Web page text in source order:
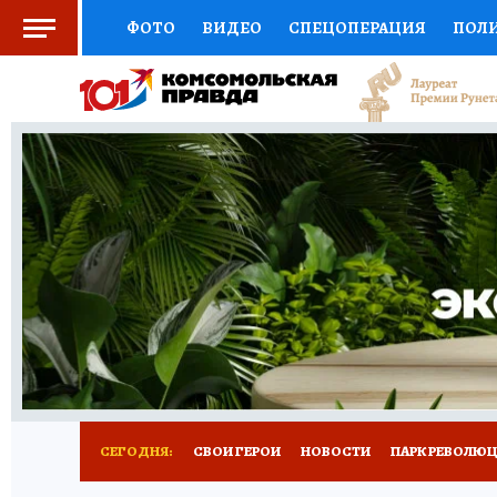
ФОТО ВИДЕО СПЕЦОПЕРАЦИЯ
СОЦПОДДЕРЖКА НАУКА СПОРТ
ВЫБОР ЭКСПЕРТОВ ДОКТОР
КНИЖНАЯ ПОЛКА ПРОГНОЗЫ НА СПОРТ
ПРЕСС-ЦЕНТР НЕДВИЖИМОСТЬ
ВСЕ О КП РАДИО КП РЕКЛАМА ТЕСТЫ
СЕГОДНЯ: СВОИ ГЕРОИ НОВОСТИ ПАРК